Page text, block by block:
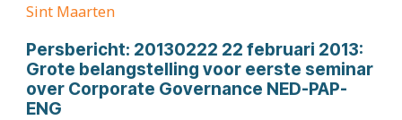
Sint Maarten
Persbericht: 20130222 22 februari 2013:
Grote belangstelling voor eerste seminar
over Corporate Governance NED-PAP-
ENG